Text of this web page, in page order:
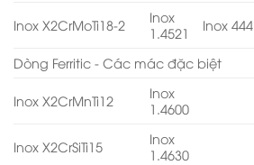
Inox X2CrMoTi18-2
Inox
1.4521
Inox 444
Dòng Ferritic - Các mác đặc biệt
Inox X2CrMnTi12
Inox
1.4600
Inox X2CrSiTi15
Inox
1.4630